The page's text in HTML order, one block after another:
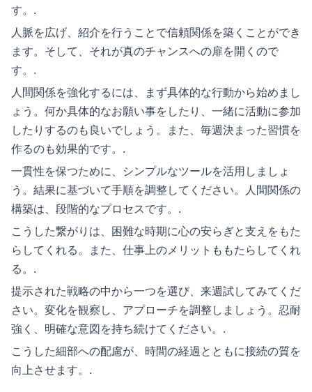
す。.
人脈を広げ、紹介を行うことで信頼関係を築くことができ
ます。そして、それが真のチャンスへの扉を開くので
す。.
人間関係を強化するには、まず具体的な行動から始めまし
ょう。何か具体的なお願い事をしたり、一緒に活動に参加
したりするのも良いでしょう。また、毎週決まった習慣を
作るのも効果的です。.
一貫性を保つために、シンプルなツールを活用しましょ
う。結果に基づいて手順を調整してください。人間関係の
構築は、段階的なプロセスです。.
こうした繋がりは、困難な時期に心の安らぎと支えをもた
らしてくれる。また、仕事上のメリットももたらしてくれ
る。.
提示された戦略の中から一つを選び、来週試してみてくだ
さい。変化を観察し、アプローチを調整しましょう。忍耐
強く、明確な意図を持ち続けてください。.
こうした細部への配慮が、時間の経過とともに接続の質を
向上させます。.